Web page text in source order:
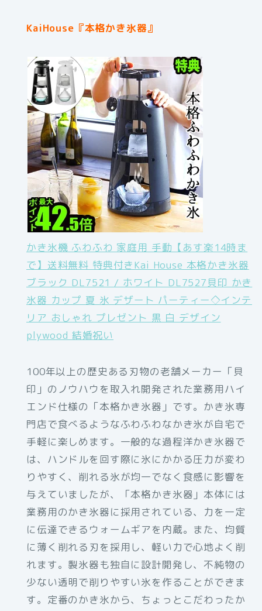
KaiHouse『本格かき氷器』
かき氷機 ふわふわ 家庭用 手動【あす楽14時ま
で】送料無料 特典付きKai House 本格かき氷器
ブラック DL7521 / ホワイト DL7527貝印 かき
氷器 カップ 夏 氷 デザート パーティー◇インテ
リア おしゃれ プレゼント 黒 白 デザイン
plywood 結婚祝い
100年以上の歴史ある刃物の老舗メーカー「貝
印」のノウハウを取入れ開発された業務用ハイ
エンド仕様の「本格かき氷器」です。かき氷専
門店で食べるようなふわふわなかき氷が自宅で
手軽に楽しめます。一般的な過程洋かき氷器で
は、ハンドルを回す際に氷にかかる圧力が変わ
りやすく、削れる氷が均一でなく食感に影響を
与えていましたが、「本格かき氷器」本体には
業務用のかき氷器に採用されている、力を一定
に伝達できるウォームギアを内蔵。また、均質
に薄く削れる刃を採用し、軽い力で心地よく削
れます。製氷器も独自に設計開発し、不純物の
少ない透明で削りやすい氷を作ることができま
す。定番のかき氷から、ちょっとこだわったか